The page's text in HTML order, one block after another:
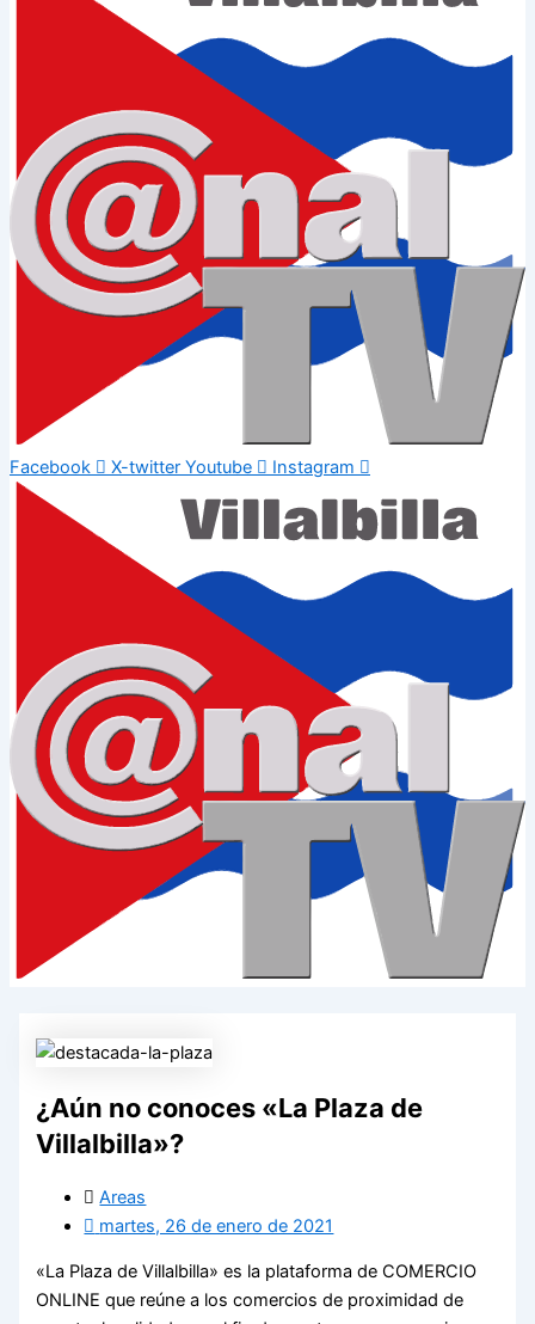
Facebook X-twitter Youtube Instagram
¿Aún no conoces «La Plaza de
Villalbilla»?
Areas
martes, 26 de enero de 2021
«La Plaza de Villalbilla» es la plataforma de COMERCIO
ONLINE que reúne a los comercios de proximidad de